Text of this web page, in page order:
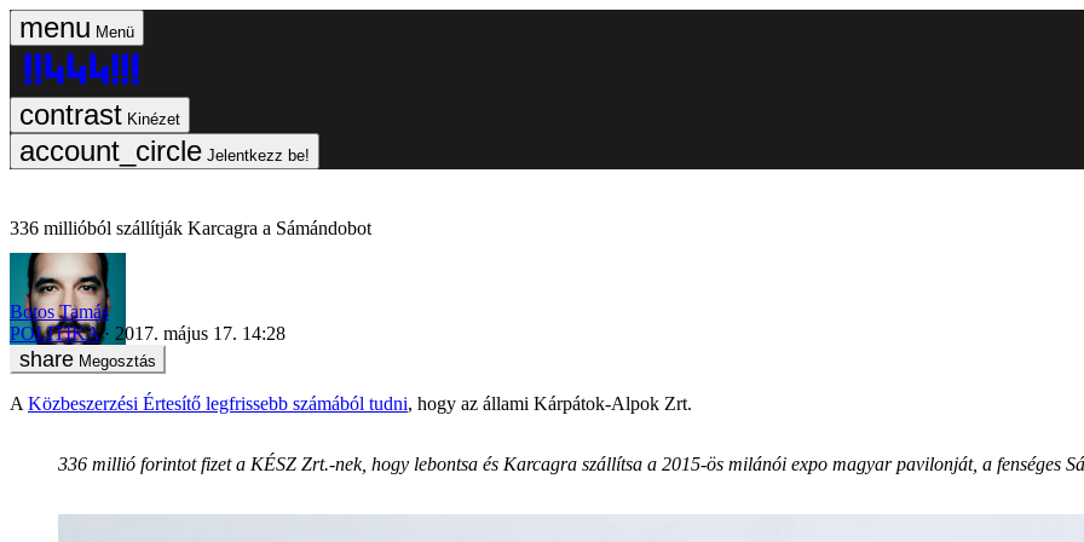
Menü
Kinézet
Jelentkezz be!
336 millióból szállítják Karcagra a Sámándobot
Botos Tamás
POLITIKA
2017. május 17. 14:28
Megosztás
A Közbeszerzési Értesítő legfrissebb számából tudni, hogy az állami Kárpátok-Alpok Zrt.
336 millió forintot fizet a KÉSZ Zrt.-nek, hogy lebontsa és Karcagra szállítsa a 2015-ös milánói expo magyar pavilonját, a fenséges